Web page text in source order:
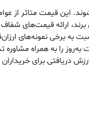
این قیمت متاثر از
ارائه قیمت‌های شفاف
برخی نمونه‌های
را به همراه
دریافتی برای